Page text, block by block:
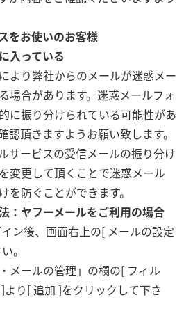
をお使いのお客様
入っている
より弊社からのメールが迷惑メー
場合があります。迷惑メールフォ
に振り分けられている可能性があ
認頂きますようお願い致します。
サービスの受信メールの振り分け
変更して頂くことで迷惑メール
を防ぐことができます。
：ヤフーメールをご利用の場合
ン後、画面右上の[ メールの設定
。
メールの管理」の欄の[ フィル
り[ 追加 ]をクリックして下さ